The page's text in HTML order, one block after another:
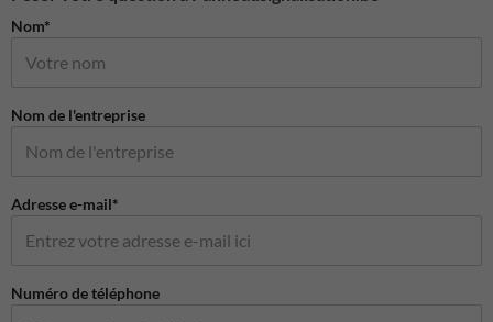
Nom*
Nom de l'entreprise
Adresse e-mail*
Numéro de téléphone